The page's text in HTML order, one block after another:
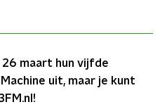
maart hun vijfde
uit, maar je kunt